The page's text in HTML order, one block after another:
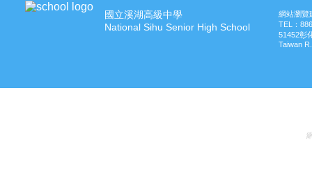
國立溪湖高級中學
National Sihu Senior High School
網站瀏覽
TEL：
51452彰
Taiwan